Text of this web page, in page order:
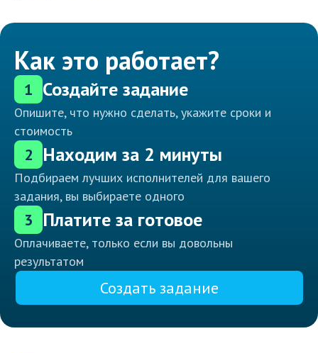
Как это работает?
1 Создайте задание
Опишите, что нужно сделать, укажите сроки и
стоимость
2 Находим за 2 минуты
Подбираем лучших исполнителей для вашего
задания, вы выбираете одного
3 Платите за готовое
Оплачиваете, только если вы довольны
результатом
Создать задание